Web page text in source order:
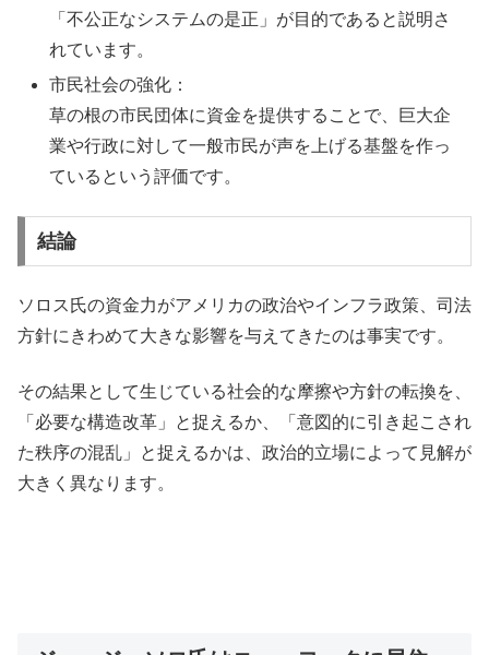
「不公正なシステムの是正」が目的であると説明さ
れています。
市民社会の強化：
草の根の市民団体に資金を提供することで、巨大企
業や行政に対して一般市民が声を上げる基盤を作っ
ているという評価です。
結論
ソロス氏の資金力がアメリカの政治やインフラ政策、司法
方針にきわめて大きな影響を与えてきたのは事実です。
その結果として生じている社会的な摩擦や方針の転換を、
「必要な構造改革」と捉えるか、「意図的に引き起こされ
た秩序の混乱」と捉えるかは、政治的立場によって見解が
大きく異なります。